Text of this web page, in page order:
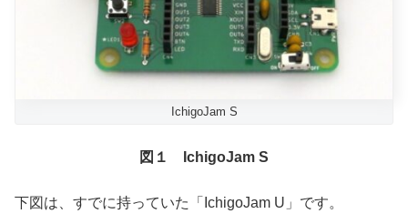
IchigoJam S
図１ IchigoJam S
下図は、すでに持っていた「IchigoJam U」です。